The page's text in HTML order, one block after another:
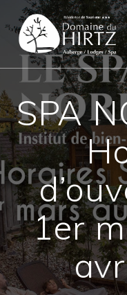
SPA
1er